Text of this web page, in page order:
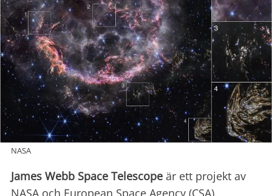
NASA
James Webb Space Telescope är ett projekt av
NASA och European Space Agency (CSA),